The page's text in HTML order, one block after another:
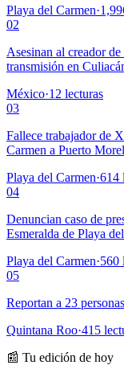
Playa del Carmen·
02
Asesinan al creador
transmisión en
México·12 lecturas
03
Fallece trabajador de
Carmen a Puerto
Playa del Carmen·614
04
Denuncian caso de
Esmeralda de Playa
Playa del Carmen·560
05
Reportan a 23
Quintana Roo·415
📰 Tu edición de hoy